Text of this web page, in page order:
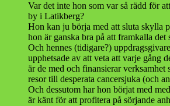
Var det inte hon som var så rädd för
by i Latikberg?
Hon kan ju börja med att sluta skylla
hon är ganska bra på att framkalla det
Och hennes (tidigare?)
upphetsade av att veta att varje gång
är de med och finansierar verksamhet
resor till desperata cancersjuka (och
Och dessutom har hon börjat med
är känt för att profitera på sörjande